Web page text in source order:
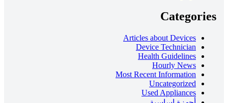
Categories
Articles about Devices
Device Technician
Health Guidelines
Hourly News
Most Recent Information
Uncategorized
Used Appliances